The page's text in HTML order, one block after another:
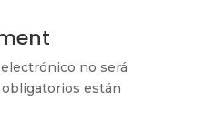
no será
están